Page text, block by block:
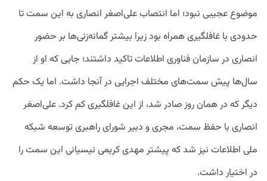
موضوع عجیبی نبود؛ اما انتصاب علی‌اصغر انصاری به این سمت تا
حدودی با غافلگیری همراه بود زیرا بیشتر گمانه‌زنی‌ها بر حضور
انصاری در سازمان فناوری اطلاعات تاکید داشتند؛ جایی که او از
سال‌ها پیش سمت‌های مختلف اجرایی در آنجا داشت. اما یک حکم
دیگر که در همان روز صادر شد، از این غافلگیری کم کرد. علی‌اصغر
انصاری با حفظ سمت، مجری و دبیر شورای راهبری توسعه شبکه
ملی اطلاعات نیز شد که پیشتر مهدی کریمی نیسیانی این سمت را
در اختیار داشت.